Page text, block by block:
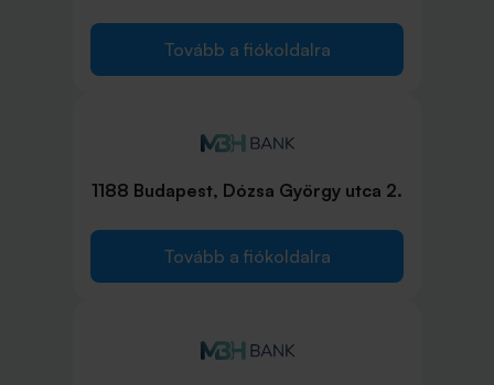
Tovább a fiókoldalra
1188 Budapest, Dózsa György utca 2.
Tovább a fiókoldalra